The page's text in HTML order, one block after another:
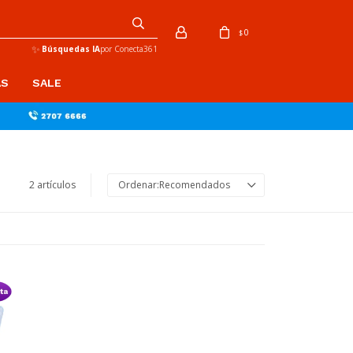
SALE
✨ Búsquedas IApor Conecta361
$0
2 artículos Recomendados